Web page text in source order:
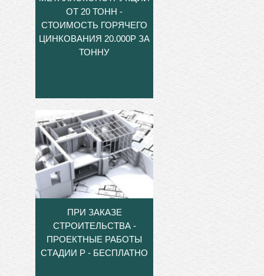
ОТ 20 ТОНН -
СТОИМОСТЬ ГОРЯЧЕГО
ЦИНКОВАНИЯ 20.000Р ЗА
ТОННУ
ПРИ ЗАКАЗЕ
СТРОИТЕЛЬСТВА -
ПРОЕКТНЫЕ РАБОТЫ
СТАДИИ Р - БЕСПЛАТНО